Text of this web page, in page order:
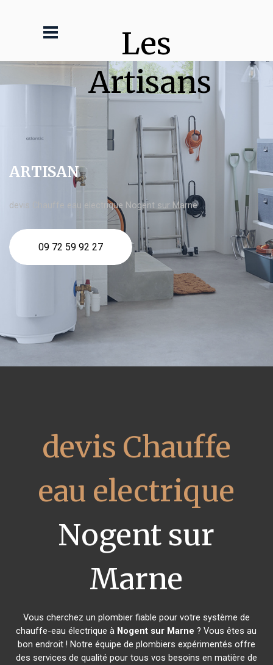
Les
Artisans
ARTISAN
devis Chauffe eau electrique Nogent sur Marne
09 72 59 92 27
devis Chauffe
eau electrique
Nogent sur
Marne
Vous cherchez un plombier fiable pour votre système de
chauffe-eau électrique à Nogent sur Marne ? Vous êtes au
bon endroit ! Notre équipe de plombiers expérimentés offre
des services de qualité pour tous vos besoins en matière de